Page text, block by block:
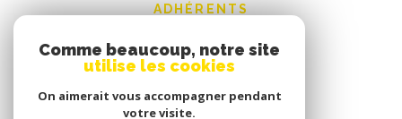
ADHÉRENTS
Comme beaucoup, notre site
utilise les cookies
On aimerait vous accompagner pendant
votre visite.